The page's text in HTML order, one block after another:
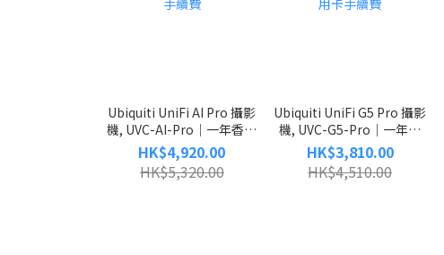
Ubiquiti UniFi AI Pro 攝影
機, UVC-AI-Pro｜一年香港
行貨保養｜全店免信用卡手
續費
HK$4,920.00
HK$5,320.00
Ubiquiti UniFi G5 Pro 攝影
機, UVC-G5-Pro｜一年香
港行貨保養｜全店免信用卡
手續費
HK$3,810.00
HK$4,510.00